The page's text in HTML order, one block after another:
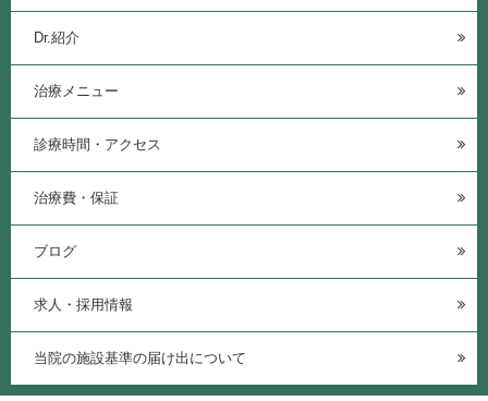
Dr.紹介
治療メニュー
診療時間・アクセス
治療費・保証
ブログ
求人・採用情報
当院の施設基準の届け出について